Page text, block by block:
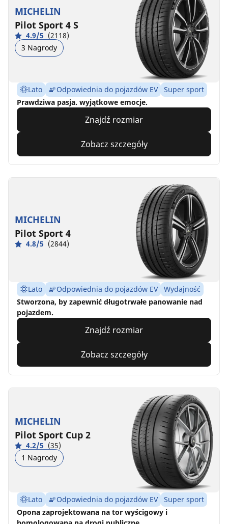
MICHELIN
Pilot Sport 4 S
4.9/5 (2118)
3 Nagrody
Lato Odpowiednia do pojazdów EV
Super sport
Prawdziwa pasja. wyjątkowe emocje.
Znajdź rozmiar
Zobacz szczegóły
MICHELIN
Pilot Sport 4
4.8/5 (2844)
Lato Odpowiednia do pojazdów EV
Wydajność
Stworzona, by zapewnić długotrwałe panowanie nad
pojazdem.
Znajdź rozmiar
Zobacz szczegóły
MICHELIN
Pilot Sport Cup 2
4.2/5 (35)
1 Nagrody
Lato Odpowiednia do pojazdów EV
Super sport
Opona zaprojektowana na tor wyścigowy i